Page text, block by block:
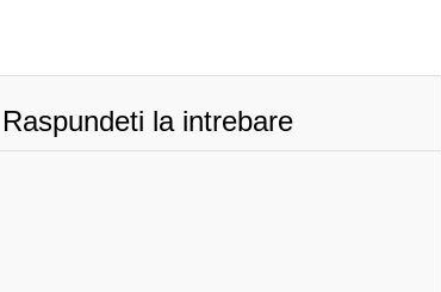
Raspundeti la intrebare